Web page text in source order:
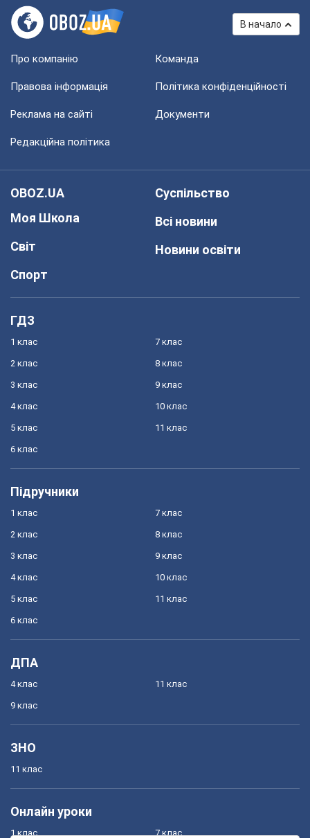
В начало
Про компанію Команда
Правова інформація Політика конфіденційності
Реклама на сайті Документи
Редакційна політика
OBOZ.UA
Моя Школа
Світ
Спорт
Суспільство
Всі новини
Новини освіти
ГДЗ
1 клас
2 клас
3 клас
4 клас
5 клас
6 клас
7 клас
8 клас
9 клас
10 клас
11 клас
Підручники
1 клас
2 клас
3 клас
4 клас
5 клас
6 клас
7 клас
8 клас
9 клас
10 клас
11 клас
ДПА
4 клас
9 клас
11 клас
ЗНО
11 клас
Онлайн уроки
1 клас 7 клас